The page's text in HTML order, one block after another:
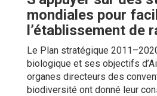
mondiales pour
l’établissement de
Le Plan stratégique
biologique et ses objectifs
organes directeurs des
biodiversité ont donné leur